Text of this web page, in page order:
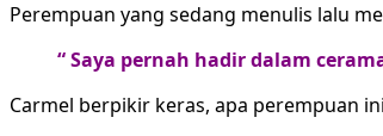
Perempuan yang sedang menulis lalu
“ Saya pernah hadir dalam
Carmel berpikir keras, apa perempuan